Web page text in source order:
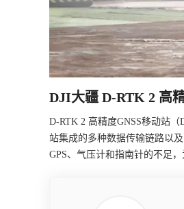
DJI大疆 D-RTK 2 高
D-RTK 2 高精度GNSS移动站
站集成的多种数据传输链路以
GPS、气压计和指南针的不足